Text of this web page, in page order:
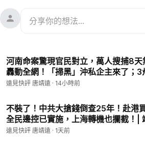
🔥 100g 便攜裝（2瓶組合）👉
t/TJY?redirect=/products/
購物相關疑問請諮詢：📪客服郵箱：
客服電話：6479496677
西洋參免費電話：18003688878（美東
2026神韻全球巡演開售！立即前往
s.shenyun.com/購票，結帳時輸入【
河南命案驚現官民對立，萬人搜捕8
轟動全網！「掃黑」沖私企主來了；3
福奇懸了？| 靖遠開講 | 唐靖遠 |
遠見快評 唐靖遠 · 14小時前
不裝了！中共大搶錢倒查25年！赴港
全民邊控已實施，上海轉機也攔截！|
| 2026.08.06 #海外追稅#閉關鎖國 #
遠見快評 唐靖遠 · 1天前